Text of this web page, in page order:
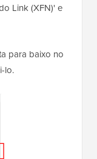
Link (XFN)' e
para baixo no
lo.